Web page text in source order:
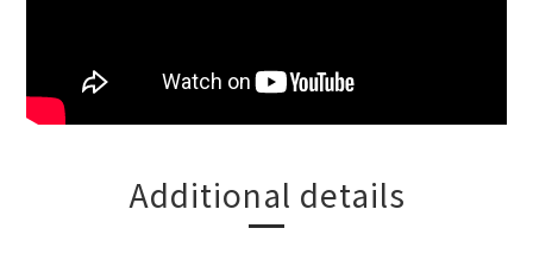
Additional details